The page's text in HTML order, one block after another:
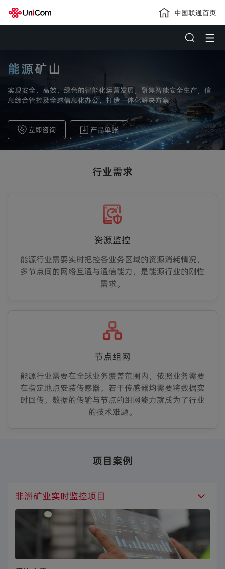
中国联通首页
能源矿山
实现安全、高效、绿色的智能化运营发展，聚焦智能安全生产，信
息综合管控及全球信息化办公，打造一体化解决方案
立即咨询 产品单张
行业需求
资源监控
能源行业需要实时把控各业务区域的资源消耗情况，
多节点间的网络互通与通信能力，是能源行业的刚性
需求。
节点组网
能源行业需要在全球业务覆盖范围内，依照业务需要
在指定地点安装传感器，若干传感器均需要将数据实
时回传，数据的传输与节点的组网能力就成为了行业
的技术难题。
项目案例
非洲矿业实时监控项目